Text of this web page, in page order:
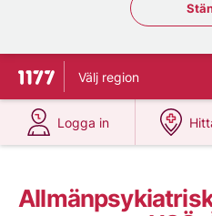
Till startsidan för 1177
Välj region
Logga in
på 1177.se